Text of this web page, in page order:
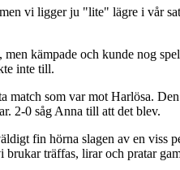
vi ligger ju "lite" lägre i vår
kämpade och kunde nog
inte till.
match som var mot Harlösa.
2-0 såg Anna till att det blev.
fin hörna slagen av en
träffas, lirar och pratar